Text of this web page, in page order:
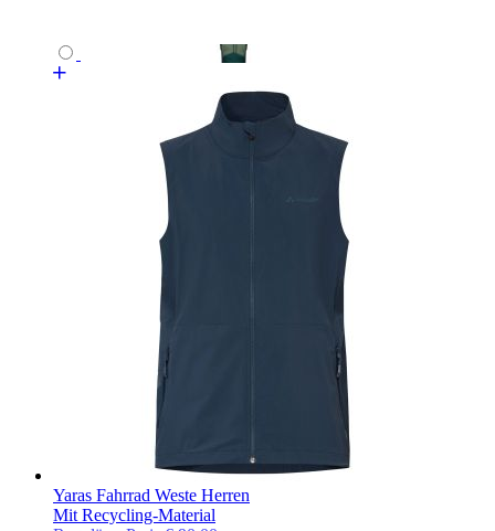
Yaras Fahrrad Weste Herren
Mit Recycling-Material